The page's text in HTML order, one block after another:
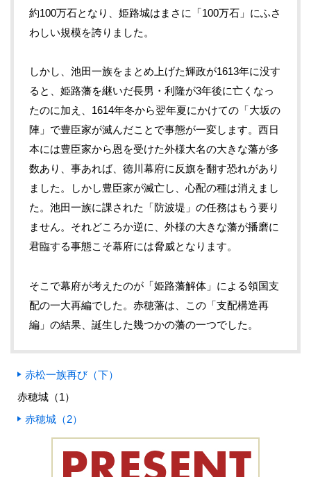
約100万石となり、姫路城はまさに「100万石」にふさ
わしい規模を誇りました。
しかし、池田一族をまとめ上げた輝政が1613年に没す
ると、姫路藩を継いだ長男・利隆が3年後に亡くなっ
たのに加え、1614年冬から翌年夏にかけての「大坂の
陣」で豊臣家が滅んだことで事態が一変します。西日
本には豊臣家から恩を受けた外様大名の大きな藩が多
数あり、事あれば、徳川幕府に反旗を翻す恐れがあり
ました。しかし豊臣家が滅亡し、心配の種は消えまし
た。池田一族に課された「防波堤」の任務はもう要り
ません。それどころか逆に、外様の大きな藩が播磨に
君臨する事態こそ幕府には脅威となります。
そこで幕府が考えたのが「姫路藩解体」による領国支
配の一大再編でした。赤穂藩は、この「支配構造再
編」の結果、誕生した幾つかの藩の一つでした。
赤松一族再び（下）
赤穂城（1）
赤穂城（2）